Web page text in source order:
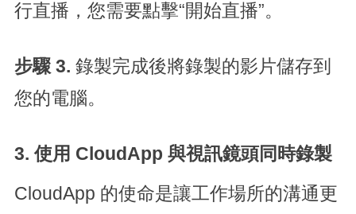
行直播，您需要點擊“開始直播”。
步驟 3. 錄製完成後將錄製的影片儲存到
您的電腦。
3. 使用 CloudApp 與視訊鏡頭同時錄製
CloudApp 的使命是讓工作場所的溝通更